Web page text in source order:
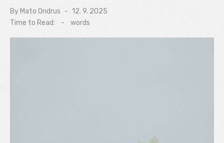
By Mato Ondrus
Posted
on
12. 9. 2025
Time to Read:
- words